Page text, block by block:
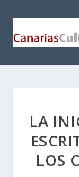
LA
LOS